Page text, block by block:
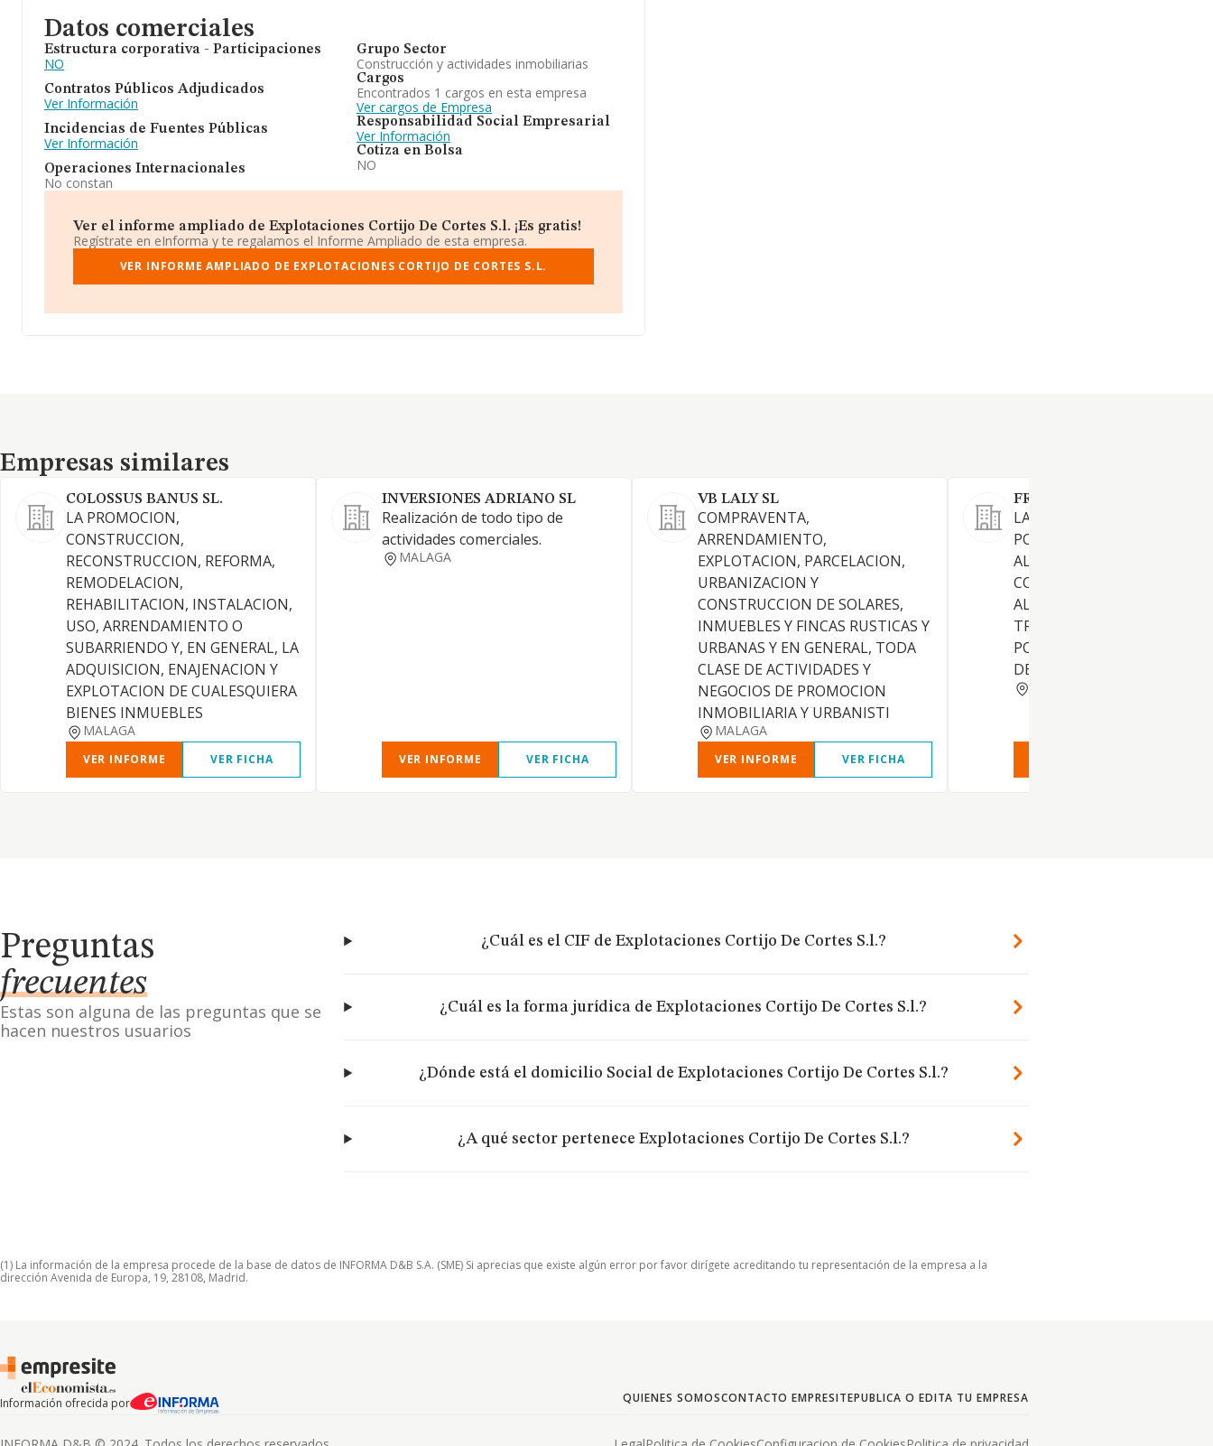
Datos comerciales
Estructura corporativa - Participaciones
NO
Contratos Públicos Adjudicados
Ver Información
Incidencias de Fuentes Públicas
Ver Información
Operaciones Internacionales
No constan
Grupo Sector
Construcción y actividades inmobiliarias
Cargos
Encontrados 1 cargos en esta empresa
Ver cargos de Empresa
Responsabilidad Social Empresarial
Ver Información
Cotiza en Bolsa
NO
Ver el informe ampliado de Explotaciones Cortijo De Cortes S.l. ¡Es gratis!
Regístrate en eInforma y te regalamos el Informe Ampliado de esta empresa.
VER INFORME AMPLIADO DE EXPLOTACIONES CORTIJO DE CORTES S.L.
Empresas similares
Empresas similares
COLOSSUS BANUS SL.
LA PROMOCION,
CONSTRUCCION,
RECONSTRUCCION, REFORMA,
REMODELACION,
REHABILITACION, INSTALACION,
USO, ARRENDAMIENTO O
SUBARRIENDO Y, EN GENERAL, LA
ADQUISICION, ENAJENACION Y
EXPLOTACION DE CUALESQUIERA
BIENES INMUEBLES
MALAGA
VER INFORME VER FICHA
INVERSIONES ADRIANO SL
Realización de todo tipo de
actividades comerciales.
MALAGA
VER INFORME VER FICHA
VB LALY SL
COMPRAVENTA,
ARRENDAMIENTO,
EXPLOTACION, PARCELACION,
URBANIZACION Y
CONSTRUCCION DE SOLARES,
INMUEBLES Y FINCAS RUSTICAS Y
URBANAS Y EN GENERAL, TODA
CLASE DE ACTIVIDADES Y
NEGOCIOS DE PROMOCION
INMOBILIARIA Y URBANISTI
MALAGA
VER INFORME VER FICHA
FRIGARME SL
LA EXPORTACION Y VENTA
POR MAYOR DE PRODUCTOS
ALIMENTICIOS, FRESCOS Y
CONGELADOS, EL
ALMACENAMIENTO Y
TRANSPORTE DE
POR CARRETERA, Y EL
DE CAMARAS FRIGORIFICAS.
Preguntas
frecuentes
Estas son alguna de las preguntas que se
hacen nuestros usuarios
¿Cuál es el CIF de Explotaciones Cortijo De Cortes S.l.?
¿Cuál es la forma jurídica de Explotaciones Cortijo De Cortes S.l.?
¿Dónde está el domicilio Social de Explotaciones Cortijo De Cortes S.l.?
¿A qué sector pertenece Explotaciones Cortijo De Cortes S.l.?
(1) La información de la empresa procede de la base de datos de INFORMA D&B S.A. (SME) Si aprecias que existe algún error por favor dirígete acreditando tu representación de la empresa a la
dirección Avenida de Europa, 19, 28108, Madrid.
Información ofrecida por QUIENES SOMOSCONTACTO EMPRESITEPUBLICA O EDITA TU EMPRESA